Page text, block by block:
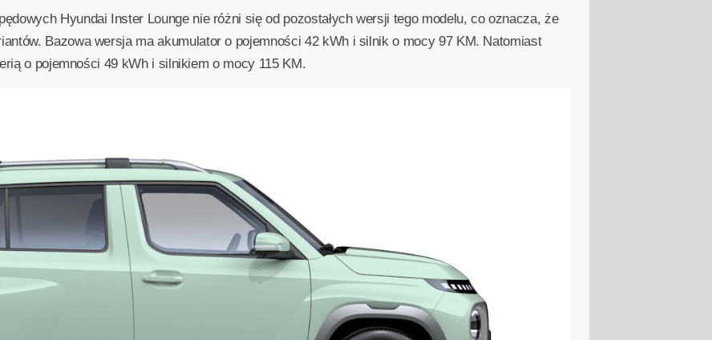
Hyundai Inster Lounge nie różni się od pozostałych wersji tego modelu, co oznacza, że
Bazowa wersja ma akumulator o pojemności 42 kWh i silnik o mocy 97 KM. Natomiast
o pojemności 49 kWh i silnikiem o mocy 115 KM.